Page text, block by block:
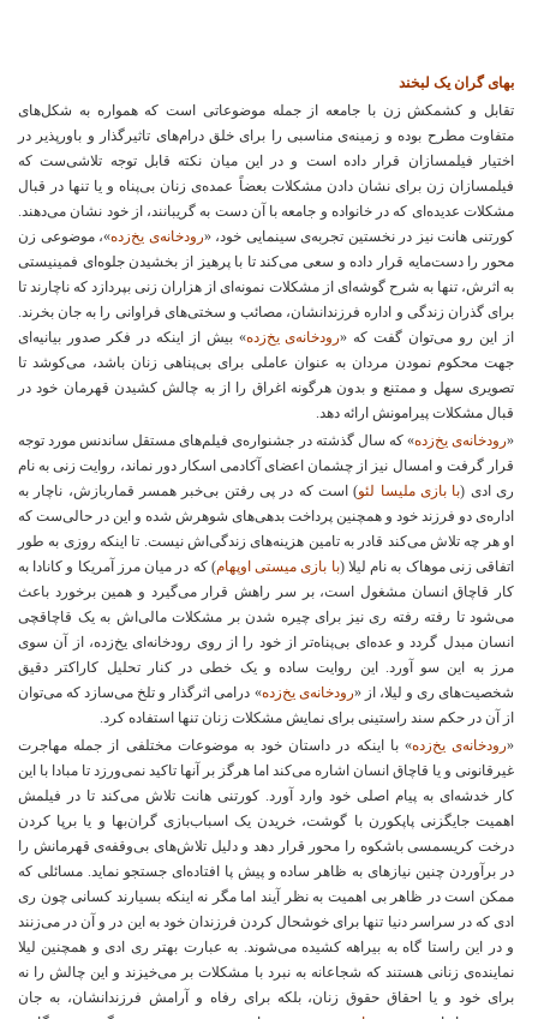
بهای گران یک لبخند
تقابل و کشمکش زن با جامعه از جمله موضوعاتی است که همواره به شکل‌های
متفاوت مطرح بوده و زمینه‌ی مناسبی را برای خلق درام‌های تاثیرگذار و باورپذیر در
اختیار فیلمسازان قرار داده است و در این میان نکته قابل توجه تلاشی‌ست که
فیلمسازان زن برای نشان دادن مشکلات بعضاً عمده‌ی زنان بی‌پناه و یا تنها در قبال
مشکلات عدیده‌ای که در خانواده و جامعه با آن دست به گریبانند، از خود نشان می‌دهند.
کورتنی هانت نیز در نخستین تجربه‌ی سینمایی خود، «رودخانه‌ی یخ‌زده»، موضوعی زن
محور را دست‌مایه قرار داده و سعی می‌کند تا با پرهیز از بخشیدن جلوه‌ای فمینیستی
به اثرش، تنها به شرح گوشه‌ای از مشکلات نمونه‌ای از هزاران زنی بپردازد که ناچارند تا
برای گذران زندگی و اداره فرزندانشان، مصائب و سختی‌های فراوانی را به جان بخرند.
از این رو می‌توان گفت که «رودخانه‌ی یخ‌زده» بیش از اینکه در فکر صدور بیانیه‌ای
جهت محکوم نمودن مردان به عنوان عاملی برای بی‌پناهی زنان باشد، می‌کوشد تا
تصویری سهل و ممتنع و بدون هرگونه اغراق را از به چالش کشیدن قهرمان خود در
قبال مشکلات پیرامونش ارائه دهد.
«رودخانه‌ی یخ‌زده» که سال گذشته در جشنواره‌ی فیلم‌های مستقل ساندنس مورد توجه
قرار گرفت و امسال نیز از چشمان اعضای آکادمی اسکار دور نماند، روایت زنی به نام
ری ادی (با بازی ملیسا لئو) است که در پی رفتن بی‌خبر همسر قماربازش، ناچار به
اداره‌ی دو فرزند خود و همچنین پرداخت بدهی‌های شوهرش شده و این در حالی‌ست که
او هر چه تلاش می‌کند قادر به تامین هزینه‌های زندگی‌اش نیست. تا اینکه روزی به طور
اتفاقی زنی موهاک به نام لیلا (با بازی میستی اوپهام) که در میان مرز آمریکا و کانادا به
کار قاچاق انسان مشغول است، بر سر راهش قرار می‌گیرد و همین برخورد باعث
می‌شود تا رفته رفته ری نیز برای چیره شدن بر مشکلات مالی‌اش به یک قاچاقچی
انسان مبدل گردد و عده‌ای بی‌پناه‌تر از خود را از روی رودخانه‌ای یخ‌زده، از آن سوی
مرز به این سو ‌آورد. این روایت ساده و یک خطی در کنار تحلیل کاراکتر دقیق
شخصیت‌های ری و لیلا، از «رودخانه‌ی یخ‌زده» درامی اثرگذار و تلخ می‌سازد که می‌توان
از آن در حکم سند راستینی برای نمایش مشکلات زنان تنها استفاده کرد.
«رودخانه‌ی یخ‌زده» با اینکه در داستان خود به موضوعات مختلفی از جمله مهاجرت
غیرقانونی و یا قاچاق انسان اشاره می‌کند اما هرگز بر آنها تاکید نمی‌ورزد تا مبادا با این
کار خدشه‌ای به پیام اصلی خود وارد آورد. کورتنی هانت تلاش می‌کند تا در فیلمش
اهمیت جایگزنی پاپکورن با گوشت، خریدن یک اسباب‌بازی گران‌بها و یا برپا کردن
درخت کریسمسی باشکوه را محور قرار دهد و دلیل تلاش‌های بی‌وقفه‌ی قهرمانش را
در برآوردن چنین نیازهای به ظاهر ساده و پیش پا افتاده‌ای جستجو نماید. مسائلی که
ممکن است در ظاهر بی اهمیت به نظر آیند اما مگر نه اینکه بسیارند کسانی چون ری
ادی که در سراسر دنیا تنها برای خوشحال کردن فرزندان خود به این در و آن در می‌زنند
و در این راستا گاه به بیراهه کشیده می‌شوند. به عبارت بهتر ری ادی و همچنین لیلا
نماینده‌ی زنانی هستند که شجاعانه به نبرد با مشکلات بر می‌خیزند و این چالش را نه
برای خود و یا احقاق حقوق زنان، بلکه برای رفاه و آرامش فرزندانشان، به جان